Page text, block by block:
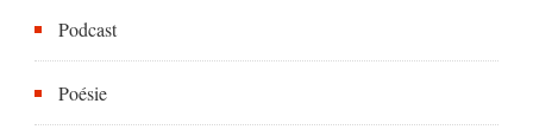
Podcast
Poésie